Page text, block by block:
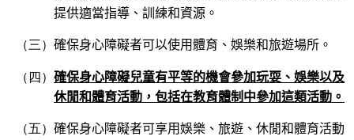
提供適當指導、訓練和資源。
（三） 確保身心障礙者可以使用體育、娛樂和旅遊場所。
（四） 確保身心障礙兒童有平等的機會參加玩耍、娛樂以及
休閒和體育活動 ， 包括在教育體制中參加這類活動。
（五） 確保身心障礙者可享用娛樂、旅遊、休閒和體育活動